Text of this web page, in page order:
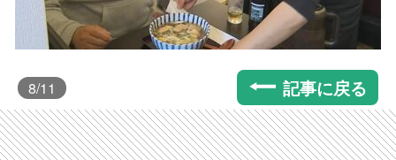
8/11 記事に戻る